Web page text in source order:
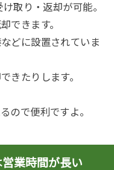
取り・返却が可能。
できます。
どに設置されていま
きたりします。
ので便利ですよ。
業時間が長い